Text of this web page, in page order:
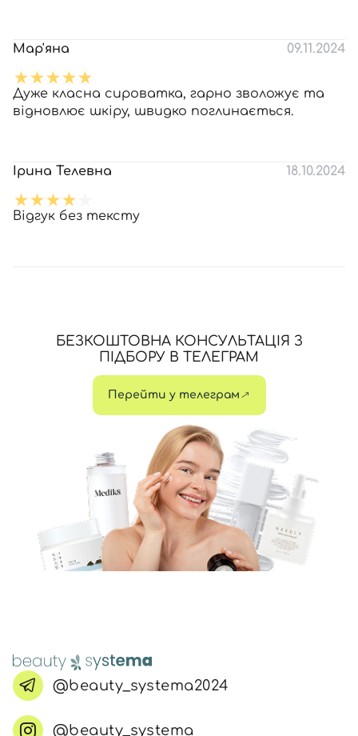
Мар'яна 09.11.2024
Дуже класна сироватка, гарно зволожує та
відновлює шкіру, швидко поглинається.
Ірина Телевна 18.10.2024
Відгук без тексту
БЕЗКОШТОВНА КОНСУЛЬТАЦІЯ З
ПІДБОРУ В ТЕЛЕГРАМ
Перейти у телеграм
@beauty_systema2024
@beauty_systema